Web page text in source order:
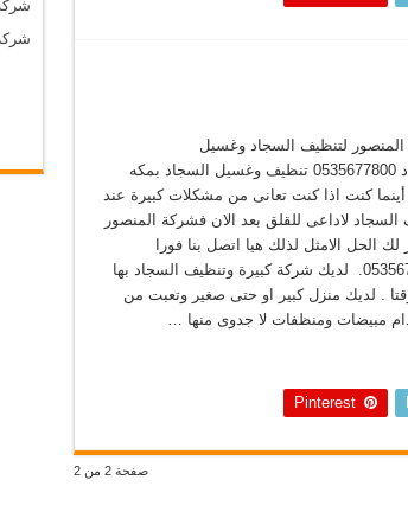
لتنظيف السجاد وغسيل
السجاد 0535677800 تنظيف وغسيل السجاد بمكه
كنت اذا كنت تعانى من مشكلات كبيرة عند
السجاد لاداعى للقلق بعد الان فشركة المنصور
الحل الامثل لذلك هيا اتصل بنا فورا
0535677800. لديك شركة كبيرة وتنظيف السجاد بها
. لديك منزل كبير او حتى صغير وتعبت من
مبيضات ومنظفات لا جدوى منها …
Pinterest
صفحة 2 من 2